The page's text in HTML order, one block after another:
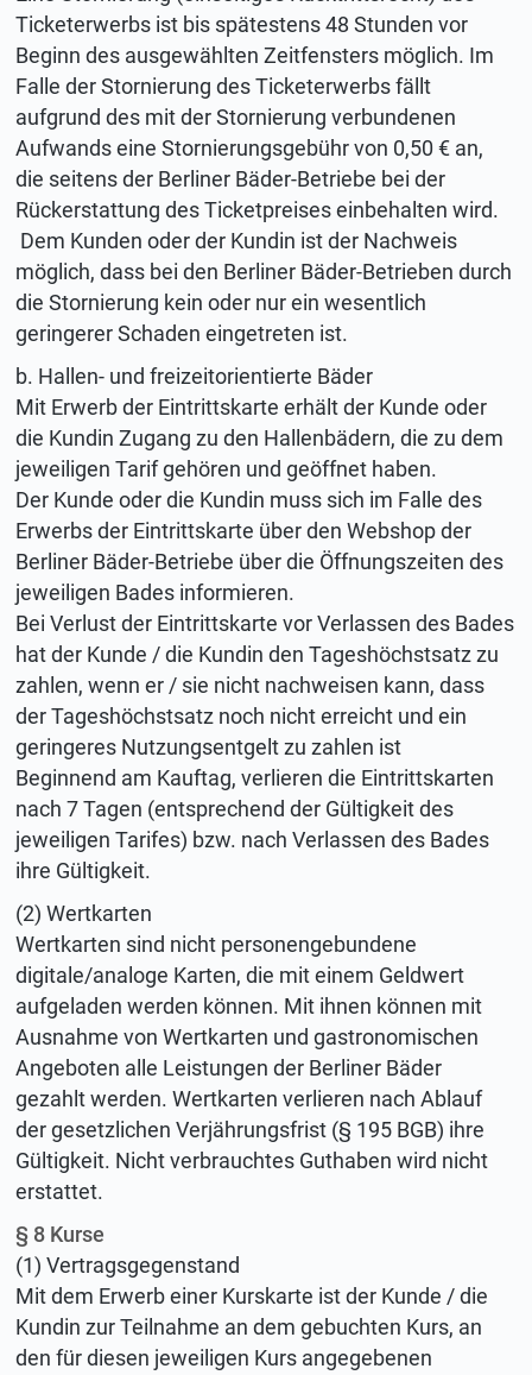
Ticketerwerbs ist bis spätestens 48 Stunden vor
Beginn des ausgewählten Zeitfensters möglich. Im
Falle der Stornierung des Ticketerwerbs fällt
aufgrund des mit der Stornierung verbundenen
Aufwands eine Stornierungsgebühr von 0,50 € an,
die seitens der Berliner Bäder-Betriebe bei der
Rückerstattung des Ticketpreises einbehalten wird.
Dem Kunden oder der Kundin ist der Nachweis
möglich, dass bei den Berliner Bäder-Betrieben durch
die Stornierung kein oder nur ein wesentlich
geringerer Schaden eingetreten ist.
b. Hallen- und freizeitorientierte Bäder
Mit Erwerb der Eintrittskarte erhält der Kunde oder
die Kundin Zugang zu den Hallenbädern, die zu dem
jeweiligen Tarif gehören und geöffnet haben.
Der Kunde oder die Kundin muss sich im Falle des
Erwerbs der Eintrittskarte über den Webshop der
Berliner Bäder-Betriebe über die Öffnungszeiten des
jeweiligen Bades informieren.
Bei Verlust der Eintrittskarte vor Verlassen des Bades
hat der Kunde / die Kundin den Tageshöchstsatz zu
zahlen, wenn er / sie nicht nachweisen kann, dass
der Tageshöchstsatz noch nicht erreicht und ein
geringeres Nutzungsentgelt zu zahlen ist
Beginnend am Kauftag, verlieren die Eintrittskarten
nach 7 Tagen (entsprechend der Gültigkeit des
jeweiligen Tarifes) bzw. nach Verlassen des Bades
ihre Gültigkeit.
(2) Wertkarten
Wertkarten sind nicht personengebundene
digitale/analoge Karten, die mit einem Geldwert
aufgeladen werden können. Mit ihnen können mit
Ausnahme von Wertkarten und gastronomischen
Angeboten alle Leistungen der Berliner Bäder
gezahlt werden. Wertkarten verlieren nach Ablauf
der gesetzlichen Verjährungsfrist (§ 195 BGB) ihre
Gültigkeit. Nicht verbrauchtes Guthaben wird nicht
erstattet.
§ 8 Kurse
(1) Vertragsgegenstand
Mit dem Erwerb einer Kurskarte ist der Kunde / die
Kundin zur Teilnahme an dem gebuchten Kurs, an
den für diesen jeweiligen Kurs angegebenen